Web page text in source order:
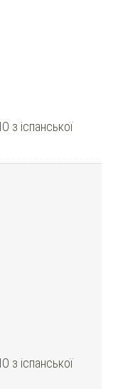
з іспанської
з іспанської